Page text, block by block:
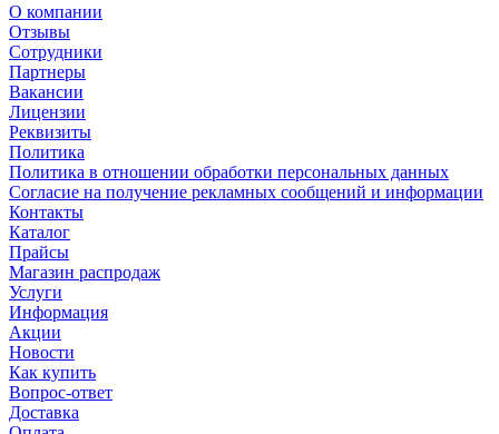
О компании
Отзывы
Сотрудники
Партнеры
Вакансии
Лицензии
Реквизиты
Политика
Политика в отношении обработки персональных данных
Согласие на получение рекламных сообщений и информации
Контакты
Каталог
Прайсы
Магазин распродаж
Услуги
Информация
Акции
Новости
Как купить
Вопрос-ответ
Доставка